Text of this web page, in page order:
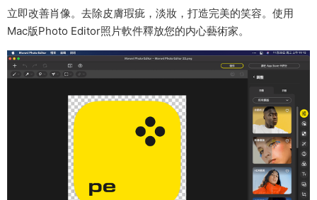
立即改善肖像。去除皮膚瑕疵，淡妝，打造完美的笑容。使用
Mac版Photo Editor照片軟件釋放您的内心藝術家。